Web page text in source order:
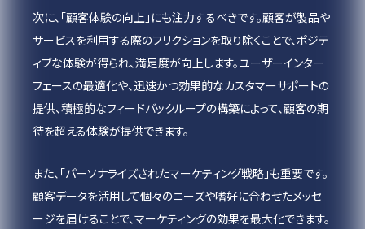
次に、「顧客体験の向上」にも注力するべきです。顧客が製品や
サービスを利用する際のフリクションを取り除くことで、ポジテ
ィブな体験が得られ、満足度が向上します。ユーザーインター
フェースの最適化や、迅速かつ効果的なカスタマーサポートの
提供、積極的なフィードバックループの構築によって、顧客の期
待を超える体験が提供できます。
また、「パーソナライズされたマーケティング戦略」も重要です。
顧客データを活用して個々のニーズや嗜好に合わせたメッセ
ージを届けることで、マーケティングの効果を最大化できます。